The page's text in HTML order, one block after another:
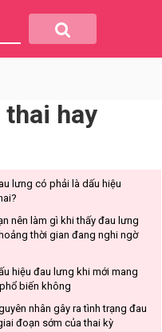
hay
lưng có phải là dấu hiệu
nên làm gì khi thấy đau lưng
thời gian đang nghi ngờ
hiệu đau lưng khi mới mang
biến không
nhân gây ra tình trạng đau
đoạn sớm của thai kỳ